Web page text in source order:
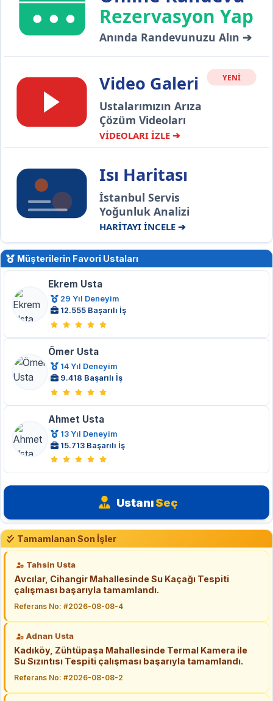
Rezervasyon Yap
Anında Randevunuzu Alın ➔
Video Galeri YENİ
Ustalarımızın Arıza
Çözüm Videoları
VİDEOLARI İZLE ➔
Isı Haritası
İstanbul Servis
Yoğunluk Analizi
HARİTAYI İNCELE ➔
Müşterilerin Favori Ustaları
Ekrem Usta
29 Yıl Deneyim
12.555 Başarılı İş
Ömer Usta
14 Yıl Deneyim
9.418 Başarılı İş
Ahmet Usta
13 Yıl Deneyim
15.713 Başarılı İş
UstanıSeç
Tamamlanan Son İşler
Tahsin Usta
Avcılar, Cihangir Mahallesinde Su Kaçağı Tespiti
çalışması başarıyla tamamlandı.
Referans No: #2026-08-08-4
Adnan Usta
Kadıköy, Zühtüpaşa Mahallesinde Termal Kamera ile
Su Sızıntısı Tespiti çalışması başarıyla tamamlandı.
Referans No: #2026-08-08-2